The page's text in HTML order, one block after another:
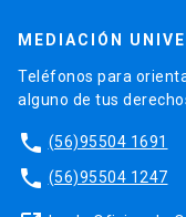
MEDIACIÓN
Teléfonos para
alguno de tus
phone (56)95504 1691
phone (56)95504 1247